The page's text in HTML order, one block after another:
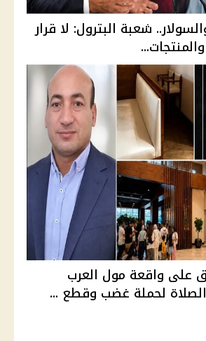
شعبة البترول: لا قرار
على واقعة مول العرب
لحملة غضب وقطع ...